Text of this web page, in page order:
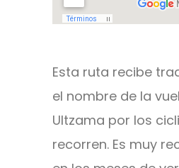
Esta ruta recibe
el nombre de la
Ultzama por los
recorren. Es muy